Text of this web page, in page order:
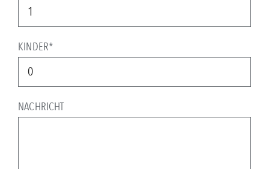
KINDER*
NACHRICHT